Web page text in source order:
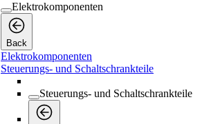
Elektrokomponenten
Back
Elektrokomponenten
Steuerungs- und Schaltschrankteile
Steuerungs- und Schaltschrankteile